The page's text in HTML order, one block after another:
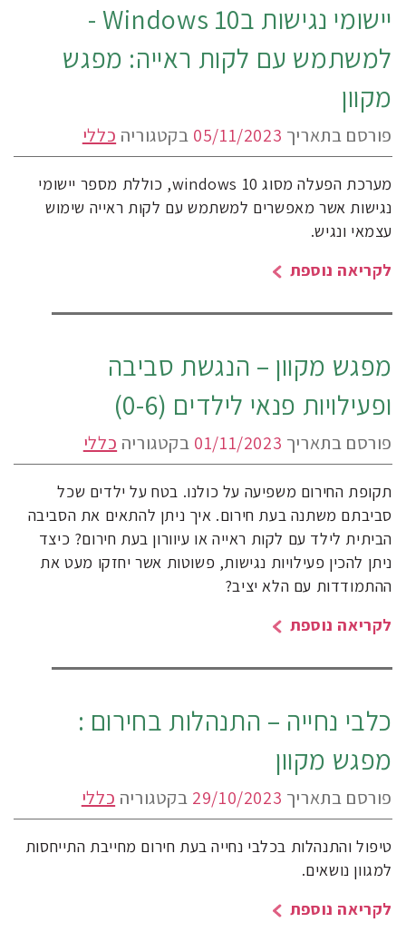
יישומי נגישות בWindows 10 -
למשתמש עם לקות ראייה: מפגש
מקוון
פורסם בתאריך 05/11/2023 בקטגוריה כללי
מערכת הפעלה מסוג windows 10, כוללת מספר יישומי
נגישות אשר מאפשרים למשתמש עם לקות ראייה שימוש
עצמאי ונגיש.
לקריאה נוספת
מפגש מקוון – הנגשת סביבה
ופעילויות פנאי לילדים (0-6)
פורסם בתאריך 01/11/2023 בקטגוריה כללי
תקופת החירום משפיעה על כולנו. בטח על ילדים שכל
סביבתם משתנה בעת חירום. איך ניתן להתאים את הסביבה
הביתית לילד עם לקות ראייה או עיוורון בעת חירום? כיצד
ניתן להכין פעילויות נגישות, פשוטות אשר יחזקו מעט את
ההתמודדות עם הלא יציב?
לקריאה נוספת
כלבי נחייה – התנהלות בחירום :
מפגש מקוון
פורסם בתאריך 29/10/2023 בקטגוריה כללי
טיפול והתנהלות בכלבי נחייה בעת חירום מחייבת התייחסות
למגוון נושאים.
לקריאה נוספת